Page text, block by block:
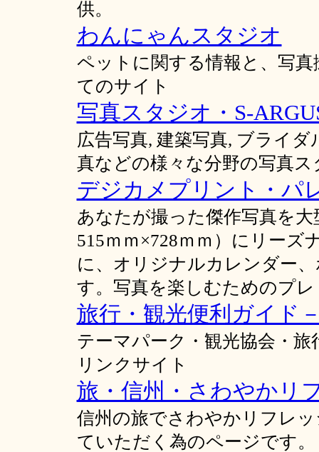
供。
わんにゃんスタジオ
ペットに関する情報と、写
てのサイト
写真スタジオ・S-
広告写真, 建築写真, ブライ
真などの様々な分野の写真ス
デジカメプリント・パ
あなたが撮った傑作写真を
515ｍｍ×728ｍｍ）にリーズ
に、オリジナルカレンダー
す。写真を楽しむためのプ
旅行・観光便利ガイド
テーマパーク・観光協会・
リンクサイト
旅・信州・さわやかリ
信州の旅でさわやかリフレ
ていただく為のページです。